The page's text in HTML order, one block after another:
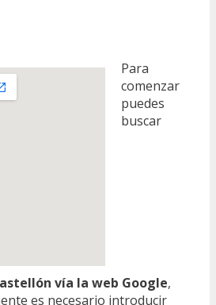
Para
comenzar
puedes
buscar
vía la web Google,
es necesario introducir